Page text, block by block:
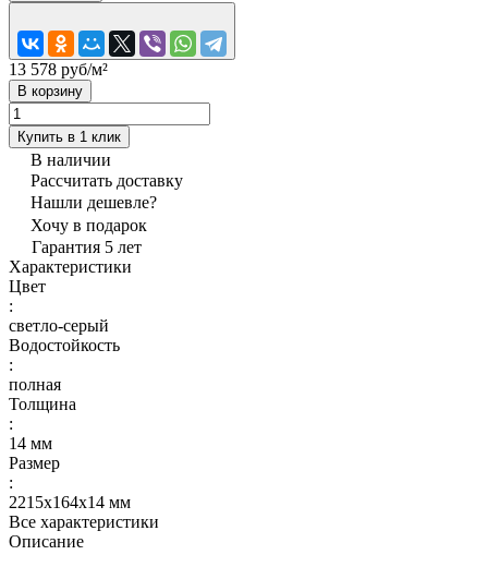
13 578 руб/м²
В корзину
Купить в 1 клик
В наличии
Рассчитать доставку
Нашли дешевле?
Хочу в подарок
Гарантия 5 лет
Характеристики
Цвет
:
светло-серый
Водостойкость
:
полная
Толщина
:
14 мм
Размер
:
2215x164x14 мм
Все характеристики
Описание